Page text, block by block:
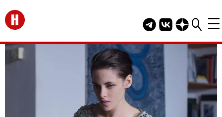
Перейти на главную
Telegram канал
Группа HELLO
Канал